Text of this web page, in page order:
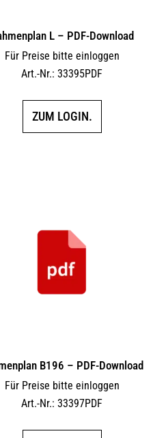
L – PDF-Download
Für Preise bitte einloggen
Art.-Nr.: 33395PDF
ZUM LOGIN.
B196 – PDF-Download
Für Preise bitte einloggen
Art.-Nr.: 33397PDF